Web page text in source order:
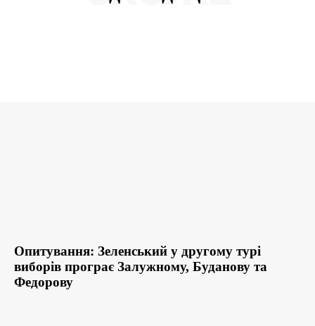
Опитування: Зеленський у другому турі
виборів програє Залужному, Буданову та
Федорову